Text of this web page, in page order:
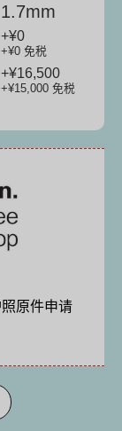
1.7mm
+¥0
+¥0 免税
+¥16,500
+¥15,000免税
原件申请